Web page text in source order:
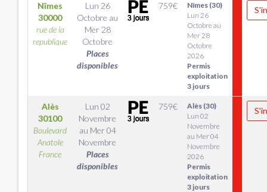
Nîmes
30000
rue de la
republique
Lun 26
Octobre au
Mer 28
Octobre
Places
disponibles
759€
Nîmes (30)
Lun 26
Octobre au
Mer 28
Octobre
2026
Permis
exploitation
3 jours
Alès
30100
Boulevard
Anatole
France
Lun 02
Novembre
au Mer 04
Novembre
Places
disponibles
759€
Alès (30)
Lun 02
Novembre
au Mer 04
Novembre
2026
Permis
exploitation
3 jours